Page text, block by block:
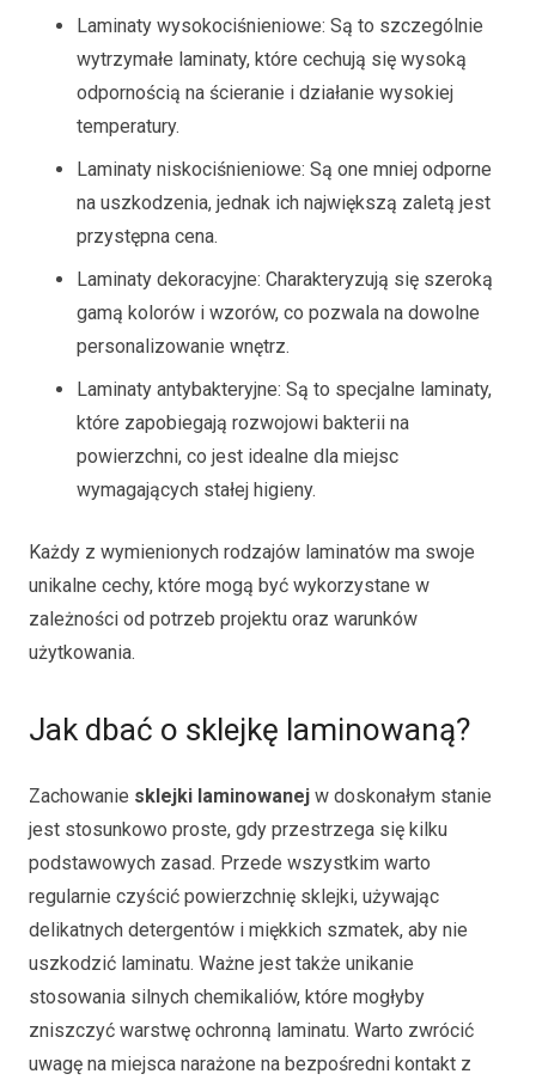
Laminaty wysokociśnieniowe: Są to szczególnie
wytrzymałe laminaty, które cechują się wysoką
odpornością na ścieranie i działanie wysokiej
temperatury.
Laminaty niskociśnieniowe: Są one mniej odporne
na uszkodzenia, jednak ich największą zaletą jest
przystępna cena.
Laminaty dekoracyjne: Charakteryzują się szeroką
gamą kolorów i wzorów, co pozwala na dowolne
personalizowanie wnętrz.
Laminaty antybakteryjne: Są to specjalne laminaty,
które zapobiegają rozwojowi bakterii na
powierzchni, co jest idealne dla miejsc
wymagających stałej higieny.
Każdy z wymienionych rodzajów laminatów ma swoje
unikalne cechy, które mogą być wykorzystane w
zależności od potrzeb projektu oraz warunków
użytkowania.
Jak dbać o sklejkę laminowaną?
Zachowanie sklejki laminowanej w doskonałym stanie
jest stosunkowo proste, gdy przestrzega się kilku
podstawowych zasad. Przede wszystkim warto
regularnie czyścić powierzchnię sklejki, używając
delikatnych detergentów i miękkich szmatek, aby nie
uszkodzić laminatu. Ważne jest także unikanie
stosowania silnych chemikaliów, które mogłyby
zniszczyć warstwę ochronną laminatu. Warto zwrócić
uwagę na miejsca narażone na bezpośredni kontakt z